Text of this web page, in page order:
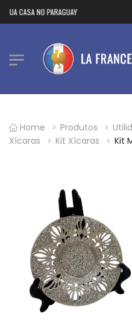
CASA NO PARAGUAY
Home Produtos
Xícaras
Kit Xícaras Kit